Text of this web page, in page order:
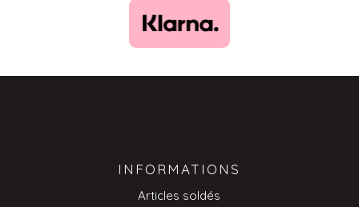
INFORMATIONS
Articles soldés